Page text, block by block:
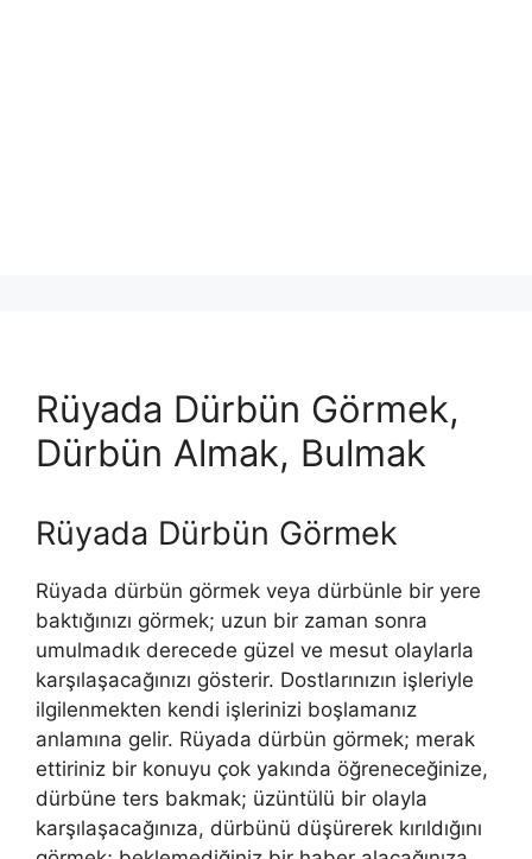
Rüyada Dürbün Görmek,
Dürbün Almak, Bulmak
Rüyada Dürbün Görmek
Rüyada dürbün görmek veya dürbünle bir yere
baktığınızı görmek; uzun bir zaman sonra
umulmadık derecede güzel ve mesut olaylarla
karşılaşacağınızı gösterir. Dostlarınızın işleriyle
ilgilenmekten kendi işlerinizi boşlama­nız
anlamına gelir. Rüyada dürbün görmek; merak
ettiriniz bir konuyu çok yakında öğreneceğinize,
dürbüne ters bakmak; üzüntülü bir olayla
karşılaşacağınıza, dürbünü düşürerek kırıldığını